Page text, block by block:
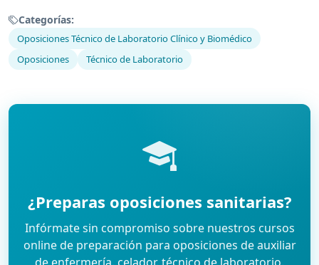
Categorías:
Oposiciones Técnico de Laboratorio Clínico y Biomédico
Oposiciones
Técnico de Laboratorio
¿Preparas oposiciones sanitarias?
Infórmate sin compromiso sobre nuestros cursos
online de preparación para oposiciones de auxiliar